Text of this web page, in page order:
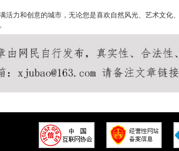
活力和创意的城市，无论您是喜欢自然风光、艺术文化